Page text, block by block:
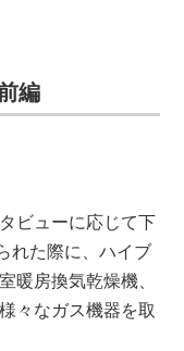
編
ビューに応じて下
れた際に、ハイブ
暖房換気乾燥機、
々なガス機器を取